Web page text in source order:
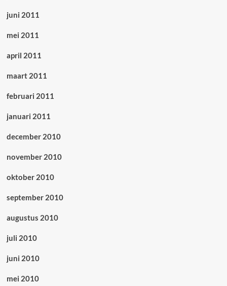
juni 2011
mei 2011
april 2011
maart 2011
februari 2011
januari 2011
december 2010
november 2010
oktober 2010
september 2010
augustus 2010
juli 2010
juni 2010
mei 2010